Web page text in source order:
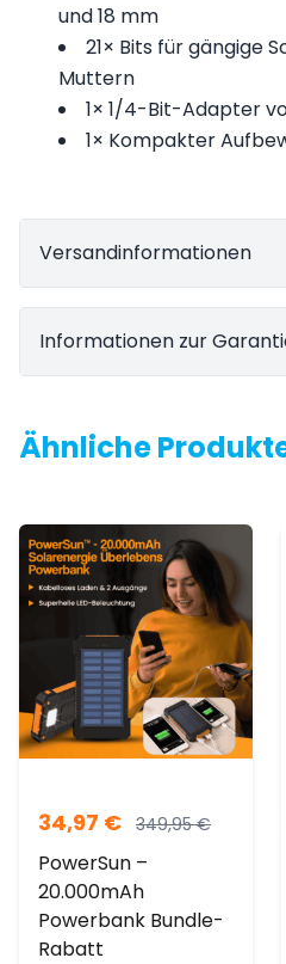
und 18 mm
21× Bits für gängige
Muttern
1× 1/4-Bit-Adapter
1× Kompakter
Versandinformationen
Informationen zur
Ähnliche
34,97 € 349,95€
PowerSun –
20.000mAh
Powerbank Bundle-
Rabatt